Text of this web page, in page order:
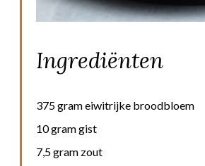
Ingrediënten
375 gram eiwitrijke broodbloem
10 gram gist
7,5 gram zout